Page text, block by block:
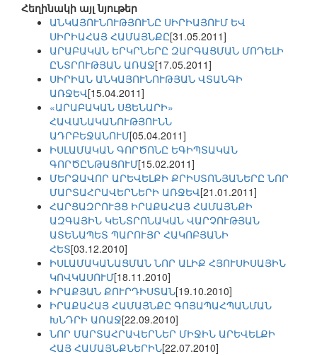
Հեղինակի այլ նյութեր
ԱՆԿԱՅՈՒՆՈՒԹՅՈՒՆԸ ՍԻՐԻԱՅՈՒՄ ԵՎ
ՍԻՐԻԱՀԱՅ ՀԱՄԱՅՆՔԸ[31.05.2011]
ԱՐԱԲԱԿԱՆ ԵՐԿՐՆԵՐԸ ԶԱՐԳԱՑՄԱՆ ՄՈԴԵԼԻ
ԸՆՏՐՈՒԹՅԱՆ ԱՌԱՋ[17.05.2011]
ՍԻՐԻԱՆ ԱՆԿԱՅՈՒՆՈՒԹՅԱՆ ՎՏԱՆԳԻ
ԱՌՋԵՎ[15.04.2011]
«ԱՐԱԲԱԿԱՆ ՍՑԵՆԱՐԻ»
ՀԱՎԱՆԱԿԱՆՈՒԹՅՈՒՆՆ
ԱԴՐԲԵՋԱՆՈՒՄ[05.04.2011]
ԻՍԼԱՄԱԿԱՆ ԳՈՐԾՈՆԸ ԵԳԻՊՏԱԿԱՆ
ԳՈՐԾԸՆԹԱՑՈՒՄ[15.02.2011]
ՄԵՐՁԱՎՈՐ ԱՐԵՎԵԼՔԻ ՔՐԻՍՏՈՆՅԱՆԵՐԸ ՆՈՐ
ՄԱՐՏԱՀՐԱՎԵՐՆԵՐԻ ԱՌՋԵՎ[21.01.2011]
ՀԱՐՑԱԶՐՈՒՅՑ ԻՐԱՔԱՀԱՅ ՀԱՄԱՅՆՔԻ
ԱԶԳԱՅԻՆ ԿԵՆՏՐՈՆԱԿԱՆ ՎԱՐՉՈՒԹՅԱՆ
ԱՏԵՆԱՊԵՏ ՊԱՐՈՒՅՐ ՀԱԿՈԲՅԱՆԻ
ՀԵՏ[03.12.2010]
ԻՍԼԱՄԱԿԱՆԱՑՄԱՆ ՆՈՐ ԱԼԻՔ ՀՅՈՒՍԻՍԱՅԻՆ
ԿՈՎԿԱՍՈՒՄ[18.11.2010]
ԻՐԱՔՅԱՆ ՔՈՒՐԴԻՍՏԱՆ[19.10.2010]
ԻՐԱՔԱՀԱՅ ՀԱՄԱՅՆՔԸ ԳՈՅԱՊԱՀՊԱՆՄԱՆ
ԽՆԴՐԻ ԱՌԱՋ[22.09.2010]
ՆՈՐ ՄԱՐՏԱՀՐԱՎԵՐՆԵՐ ՄԻՋԻՆ ԱՐԵՎԵԼՔԻ
ՀԱՅ ՀԱՄԱՅՆՔՆԵՐԻՆ[22.07.2010]